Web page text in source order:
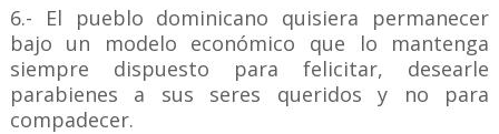
6.- El pueblo dominicano quisiera permanecer
bajo un modelo económico que lo mantenga
siempre dispuesto para felicitar, desearle
parabienes a sus seres queridos y no para
compadecer.